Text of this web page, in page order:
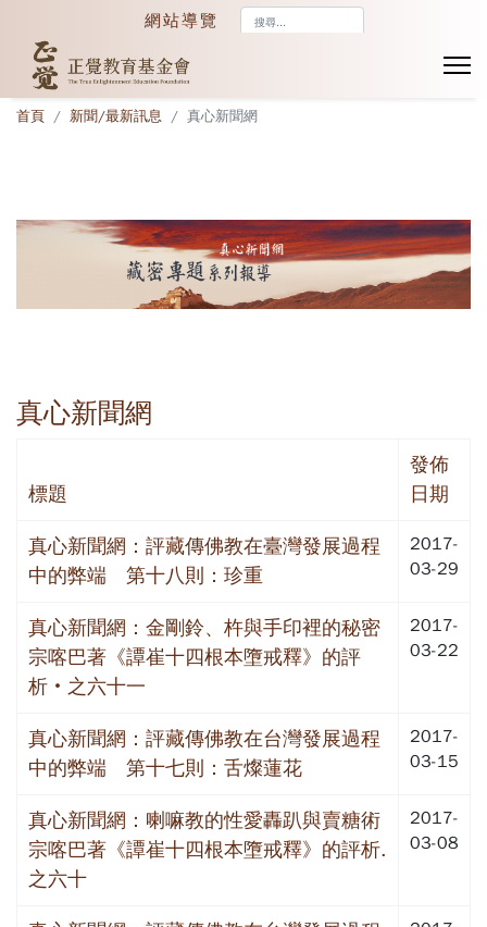
網站導覽
首頁 新聞/最新訊息 真心新聞網
真心新聞網
標題
發佈
日期
真心新聞網：評藏傳佛教在臺灣發展過程
中的弊端 第十八則：珍重
2017-
03-29
真心新聞網：金剛鈴、杵與手印裡的秘密
宗喀巴著《譚崔十四根本墮戒釋》的評
析‧之六十一
2017-
03-22
真心新聞網：評藏傳佛教在台灣發展過程
中的弊端 第十七則：舌燦蓮花
2017-
03-15
真心新聞網：喇嘛教的性愛轟趴與賣糖術
宗喀巴著《譚崔十四根本墮戒釋》的評析.
之六十
2017-
03-08